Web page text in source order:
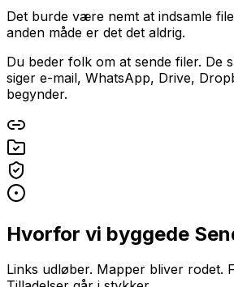
Det burde være nemt at indsamle
anden måde er det det aldrig.
Du beder folk om at sende filer. De
siger e-mail, WhatsApp, Drive,
begynder.
Hvorfor vi byggede
Links udløber. Mapper bliver rodet.